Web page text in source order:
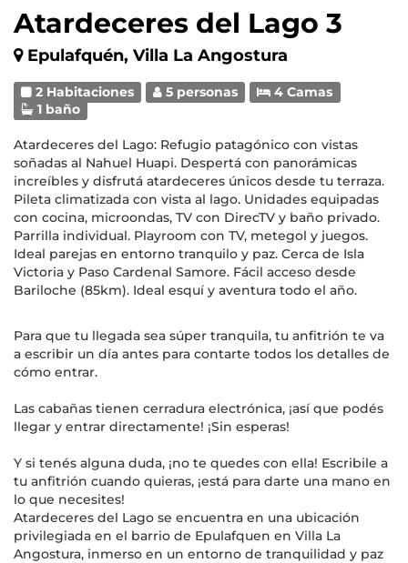
Atardeceres del Lago 3
Epulafquén, Villa La Angostura
2 Habitaciones 5 personas
4 Camas
1 baño
Atardeceres del Lago: Refugio patagónico con vistas
soñadas al Nahuel Huapi. Despertá con panorámicas
increíbles y disfrutá atardeceres únicos desde tu terraza.
Pileta climatizada con vista al lago. Unidades equipadas
con cocina, microondas, TV con DirecTV y baño privado.
Parrilla individual. Playroom con TV, metegol y juegos.
Ideal parejas en entorno tranquilo y paz. Cerca de Isla
Victoria y Paso Cardenal Samore. Fácil acceso desde
Bariloche (85km). Ideal esquí y aventura todo el año.
Para que tu llegada sea súper tranquila, tu anfitrión te va
a escribir un día antes para contarte todos los detalles de
cómo entrar.
Las cabañas tienen cerradura electrónica, ¡así que podés
llegar y entrar directamente! ¡Sin esperas!
Y si tenés alguna duda, ¡no te quedes con ella! Escribile a
tu anfitrión cuando quieras, ¡está para darte una mano en
lo que necesites!
Atardeceres del Lago se encuentra en una ubicación
privilegiada en el barrio de Epulafquen en Villa La
Angostura, inmerso en un entorno de tranquilidad y paz